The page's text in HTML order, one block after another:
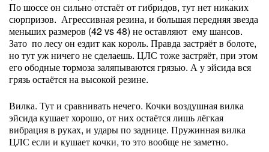
По шоссе он сильно отстаёт от гибридов, тут нет никаких
сюрпризов. Агрессивная резина, и большая передняя звезда
меньших размеров (42 vs 48) не оставляют ему шансов.
Зато по лесу он ездит как король. Правда застряёт в болоте,
но тут уж ничего не сделаешь. ЦЛС тоже застряёт, при этом
его ободные тормоза заляпываются грязью. А у эйсида вся
грязь остаётся на высокой резине.
Вилка. Тут и сравнивать нечего. Кочки воздушная вилка
эйсида кушает хорошо, от них остаётся лишь лёгкая
вибрация в руках, и удары по заднице. Пружинная вилка
ЦЛС если и кушает кочки, то это вообще не заметно.